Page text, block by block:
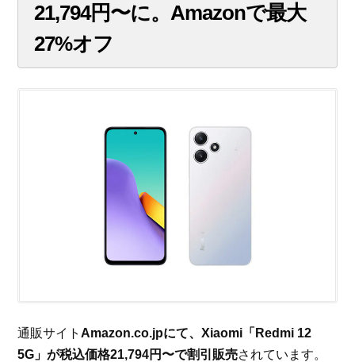
21,794円〜に。Amazonで最大
27%オフ
通販サイトAmazon.co.jpにて、Xiaomi「Redmi 12
5G」が税込価格21,794円〜で割引販売されています。